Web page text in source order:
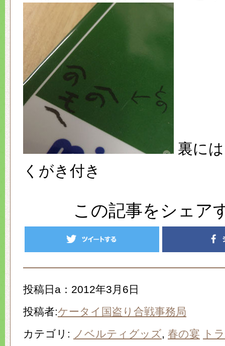
裏に
くがき付き
この記事をシェア
投稿日a：2012年3月6日
投稿者:ケータイ国盗り合戦事務局
カテゴリ:
ノベルティグッズ, 春の宴 ト